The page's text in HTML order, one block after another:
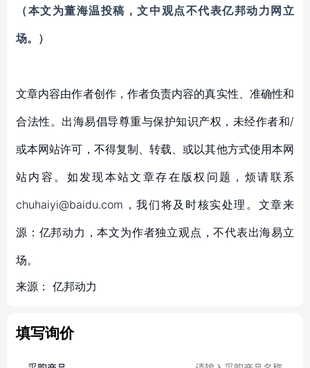
（本文为董海温投稿，文中观点不代表亿邦动力网立
场。）
文章内容由作者创作，作者负责内容的真实性、准确性和
合法性。出海易倡导尊重与保护知识产权，未经作者和/
或本网站许可，不得复制、转载、或以其他方式使用本网
站内容。如发现本站文章存在版权问题，烦请联系
chuhaiyi@baidu.com，我们将及时核实处理。文章来
源：亿邦动力，本文为作者独立观点，不代表出海易立
场。
来源： 亿邦动力
填写询价